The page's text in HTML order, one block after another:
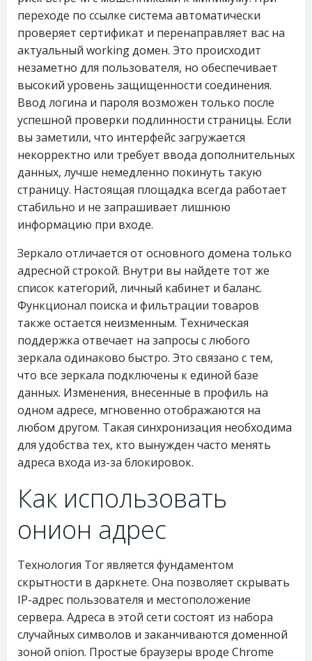
переходе по ссылке система автоматически
проверяет сертификат и перенаправляет вас на
актуальный working домен. Это происходит
незаметно для пользователя, но обеспечивает
высокий уровень защищенности соединения.
Ввод логина и пароля возможен только после
успешной проверки подлинности страницы. Если
вы заметили, что интерфейс загружается
некорректно или требует ввода дополнительных
данных, лучше немедленно покинуть такую
страницу. Настоящая площадка всегда работает
стабильно и не запрашивает лишнюю
информацию при входе.
Зеркало отличается от основного домена только
адресной строкой. Внутри вы найдете тот же
список категорий, личный кабинет и баланс.
Функционал поиска и фильтрации товаров
также остается неизменным. Техническая
поддержка отвечает на запросы с любого
зеркала одинаково быстро. Это связано с тем,
что все зеркала подключены к единой базе
данных. Изменения, внесенные в профиль на
одном адресе, мгновенно отображаются на
любом другом. Такая синхронизация необходима
для удобства тех, кто вынужден часто менять
адреса входа из-за блокировок.
Как использовать
онион адрес
Технология Tor является фундаментом
скрытности в даркнете. Она позволяет скрывать
IP-адрес пользователя и местоположение
сервера. Адреса в этой сети состоят из набора
случайных символов и заканчиваются доменной
зоной onion. Простые браузеры вроде Chrome